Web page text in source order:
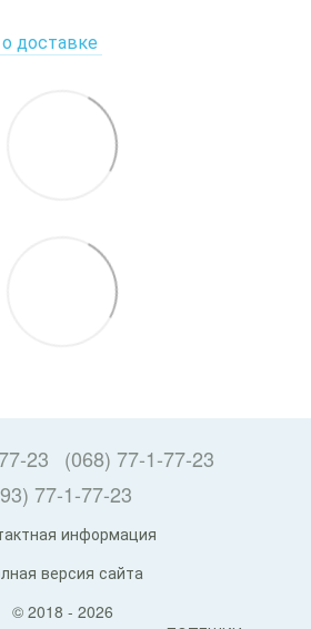
доставке
23
(068) 77-1-77-23
77-1-77-23
информация
версия сайта
© 2018 - 2026